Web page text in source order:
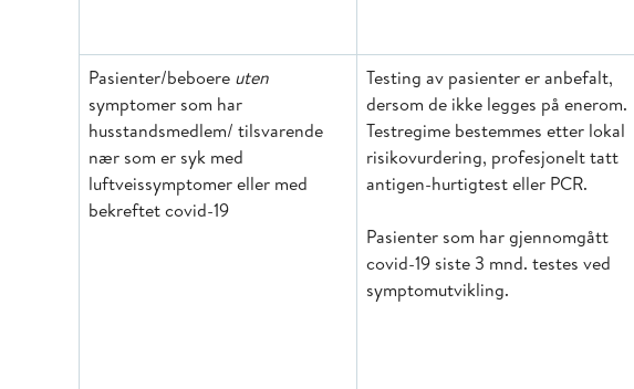
Pasienter/beboere uten
symptomer som har
husstandsmedlem/ tilsvarende
nær som er syk med
luftveissymptomer eller med
bekreftet covid-19
Testing av pasienter er anbefalt,
dersom de ikke legges på enerom.
Testregime bestemmes etter lokal
risikovurdering, profesjonelt tatt
antigen-hurtigtest eller PCR.
Pasienter som har gjennomgått
covid-19 siste 3 mnd. testes ved
symptomutvikling.